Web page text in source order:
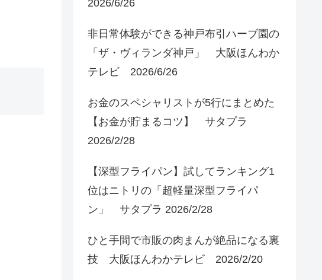
2026/6/26
非日常体験ができる神戸布引ハーブ園の
「ザ・ヴィランダ神戸」 大阪ほんわか
テレビ 2026/6/26
お金のスペシャリストが5行にまとめた
【お金が貯まるコツ】 サタプラ
2026/2/28
【深型フライパン】試してランキング1
位はニトリの「超軽量深型フライパ
ン」 サタプラ 2026/2/28
ひと手間で市販の肉まんが絶品になる裏
技 大阪ほんわかテレビ 2026/2/20